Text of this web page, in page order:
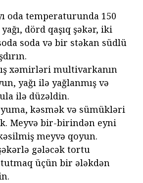
oda temperaturunda 150
dörd qaşıq şəkər, iki
soda və bir stəkan südlü
xəmirləri multivarkanın
yağı ilə yağlanmış və
ilə düzəldin.
yuma, kəsmək və sümükləri
Meyvə bir-birindən eyni
meyvə qoyun.
gələcək tortu
üçün bir ələkdən